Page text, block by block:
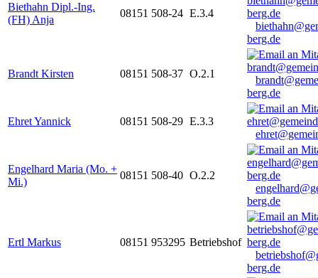
Biethahn Dipl.-Ing.
(FH) Anja
08151 508-24 E.3.4
berg.de
Brandt Kirsten 08151 508-37 O.2.1
berg.de
Ehret Yannick 08151 508-29 E.3.3
Engelhard Maria (Mo. +
Mi.)
08151 508-40 O.2.2
berg.de
Ertl Markus 08151 953295 Betriebshof
berg.de